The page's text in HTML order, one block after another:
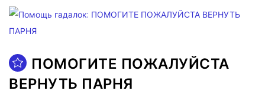
ПОМОГИТЕ ПОЖАЛУЙСТА
ВЕРНУТЬ ПАРНЯ